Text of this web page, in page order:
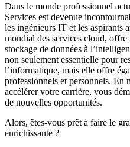
Dans le monde professionnel
Services est devenue
les ingénieurs IT et les aspirants
mondial des services cloud, offre
stockage de données à
non seulement essentielle pour
l’informatique, mais elle offre
professionnels et personnels. En
accélérer votre carrière, vous
de nouvelles opportunités.
Alors, êtes-vous prêt à faire le
enrichissante ?